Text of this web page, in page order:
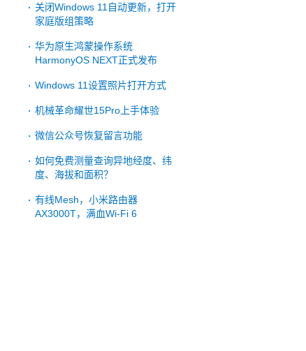
关闭Windows 11自动更新，打开
家庭版组策略
华为原生鸿蒙操作系统
HarmonyOS NEXT正式发布
Windows 11设置照片打开方式
机械革命耀世15Pro上手体验
微信公众号恢复留言功能
如何免费测量查询异地经度、纬
度、海拔和面积？
有线Mesh，小米路由器
AX3000T，满血Wi-Fi 6